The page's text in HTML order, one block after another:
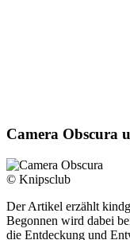
Camera Obscura
© Knipsclub
Der Artikel erzählt
Begonnen wird dabei
die Entdeckung und